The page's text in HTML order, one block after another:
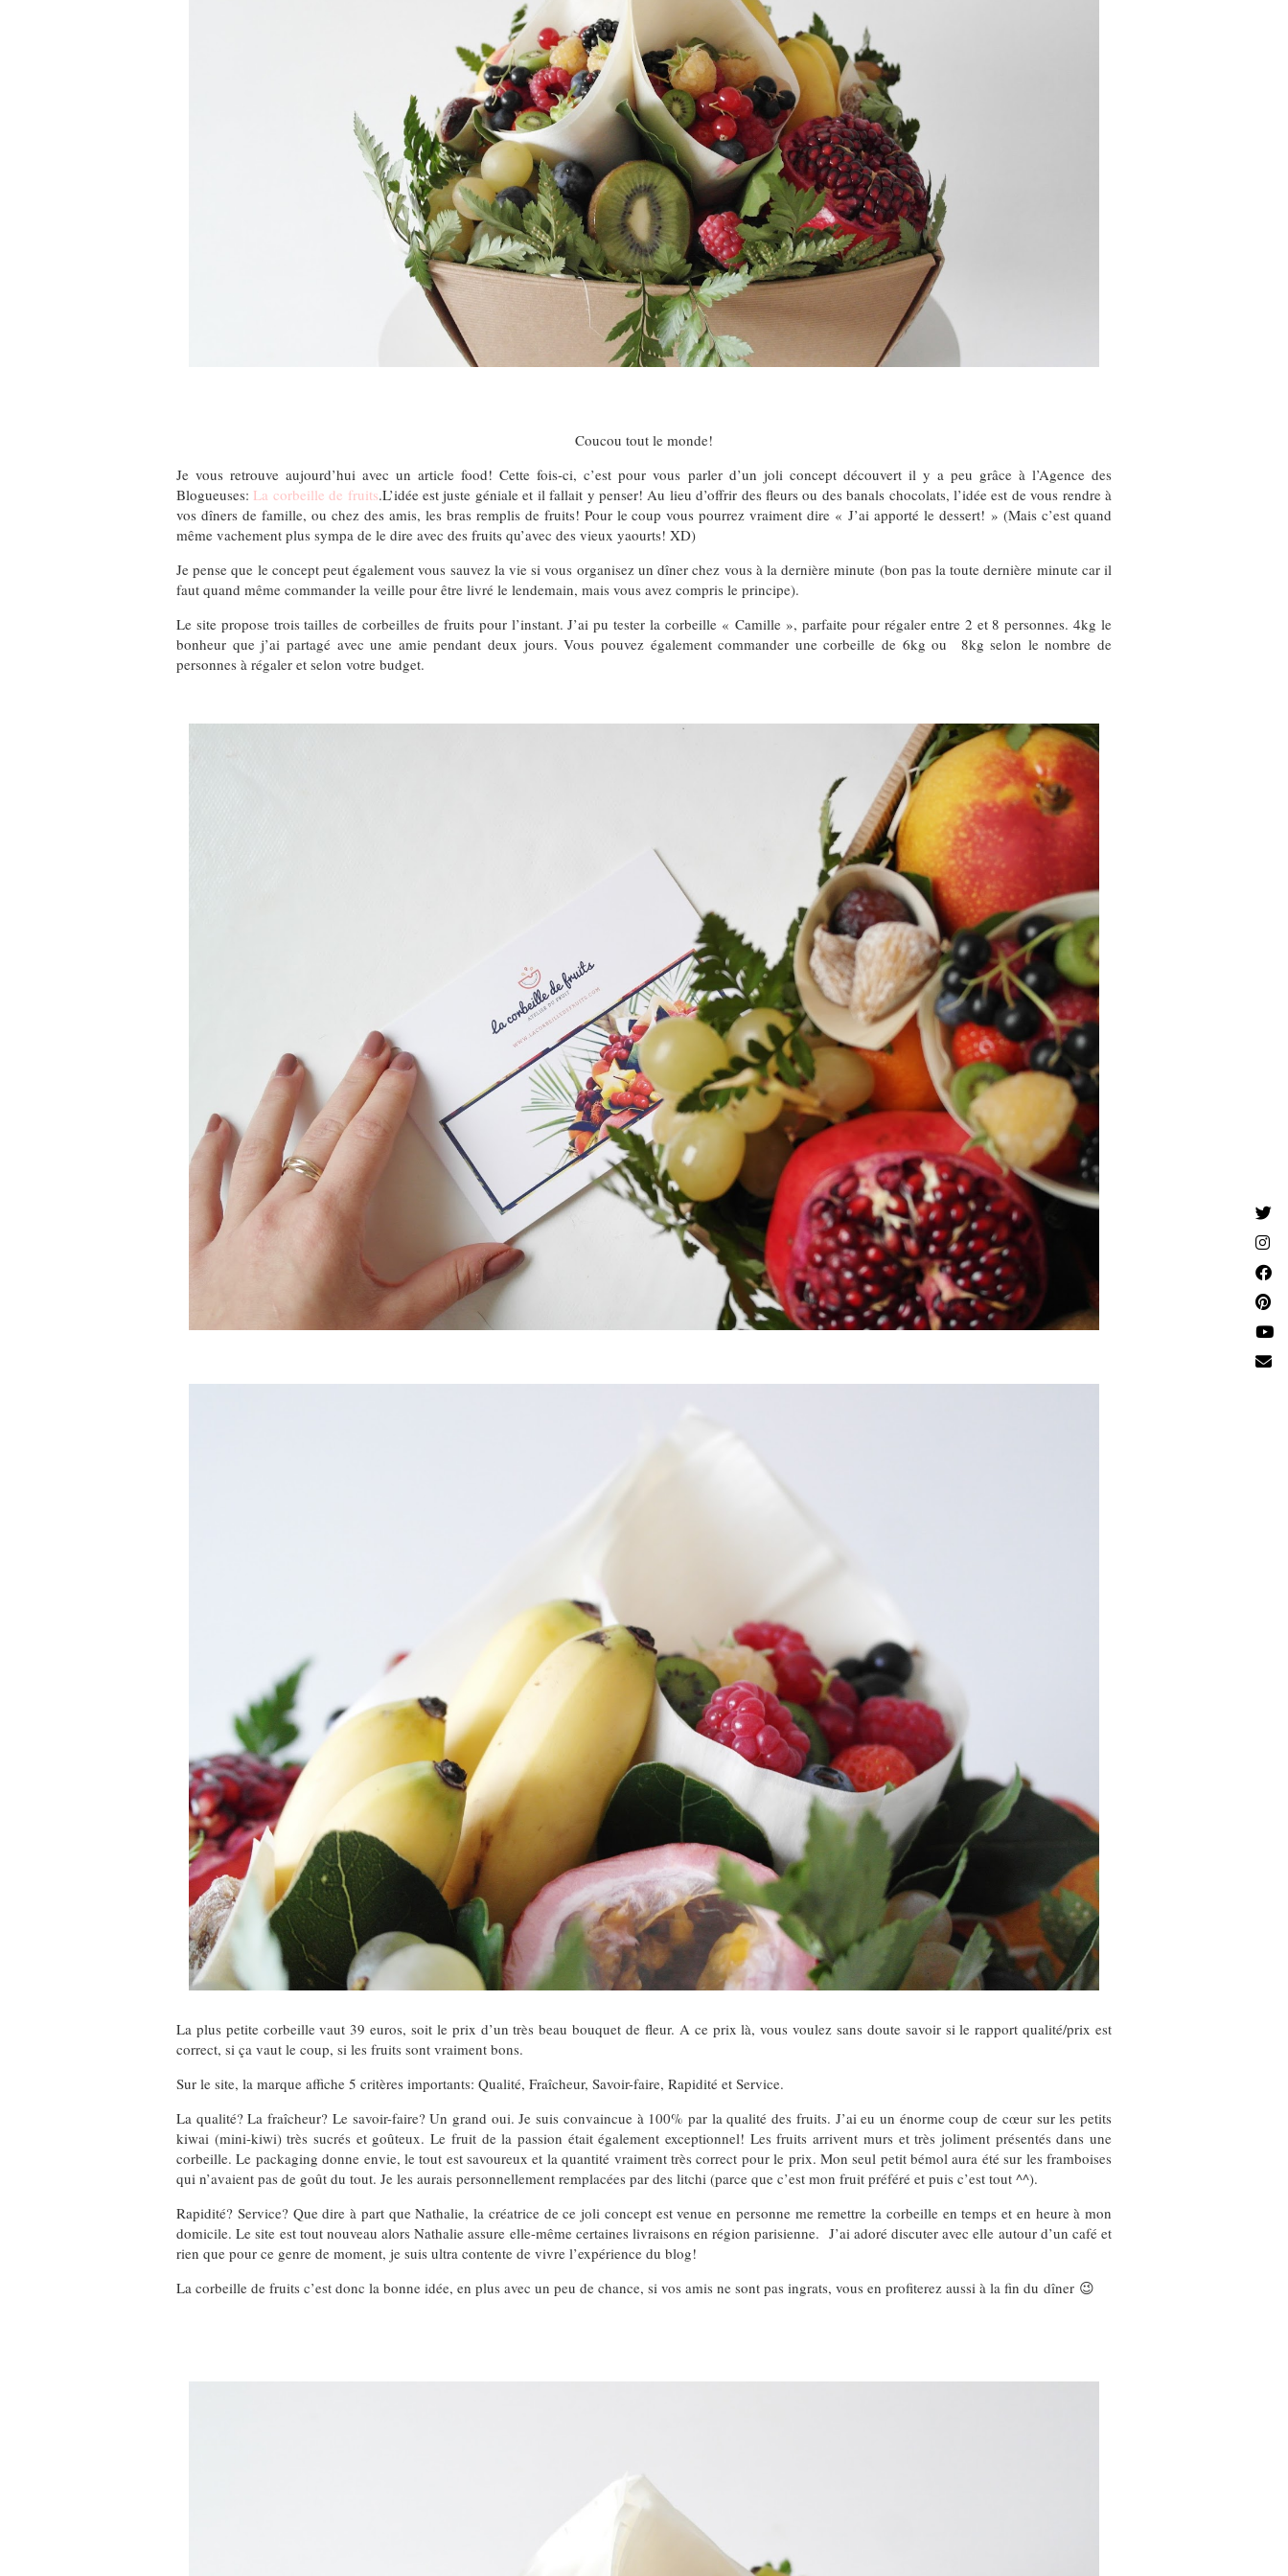
Coucou tout le monde!
Je vous retrouve aujourd’hui avec un article food! Cette fois-ci, c’est pour vous parler d’un joli concept découvert il y a peu grâce à l’Agence des
Blogueuses: La corbeille de fruits.L’idée est juste géniale et il fallait y penser! Au lieu d’offrir des fleurs ou des banals chocolats, l’idée est de vous rendre à
vos dîners de famille, ou chez des amis, les bras remplis de fruits! Pour le coup vous pourrez vraiment dire « J’ai apporté le dessert! » (Mais c’est quand
même vachement plus sympa de le dire avec des fruits qu’avec des vieux yaourts! XD)
Je pense que le concept peut également vous sauvez la vie si vous organisez un dîner chez vous à la dernière minute (bon pas la toute dernière minute car il
faut quand même commander la veille pour être livré le lendemain, mais vous avez compris le principe).
Le site propose trois tailles de corbeilles de fruits pour l’instant. J’ai pu tester la corbeille « Camille », parfaite pour régaler entre 2 et 8 personnes. 4kg le
bonheur que j’ai partagé avec une amie pendant deux jours. Vous pouvez également commander une corbeille de 6kg ou 8kg selon le nombre de
personnes à régaler et selon votre budget.
La plus petite corbeille vaut 39 euros, soit le prix d’un très beau bouquet de fleur. A ce prix là, vous voulez sans doute savoir si le rapport qualité/prix est
correct, si ça vaut le coup, si les fruits sont vraiment bons.
Sur le site, la marque affiche 5 critères importants: Qualité, Fraîcheur, Savoir-faire, Rapidité et Service.
La qualité? La fraîcheur? Le savoir-faire? Un grand oui. Je suis convaincue à 100% par la qualité des fruits. J’ai eu un énorme coup de cœur sur les petits
kiwai (mini-kiwi) très sucrés et goûteux. Le fruit de la passion était également exceptionnel! Les fruits arrivent murs et très joliment présentés dans une
corbeille. Le packaging donne envie, le tout est savoureux et la quantité vraiment très correct pour le prix. Mon seul petit bémol aura été sur les framboises
qui n’avaient pas de goût du tout. Je les aurais personnellement remplacées par des litchi (parce que c’est mon fruit préféré et puis c’est tout ^^).
Rapidité? Service? Que dire à part que Nathalie, la créatrice de ce joli concept est venue en personne me remettre la corbeille en temps et en heure à mon
domicile. Le site est tout nouveau alors Nathalie assure elle-même certaines livraisons en région parisienne. J’ai adoré discuter avec elle autour d’un café et
rien que pour ce genre de moment, je suis ultra contente de vivre l’expérience du blog!
La corbeille de fruits c’est donc la bonne idée, en plus avec un peu de chance, si vos amis ne sont pas ingrats, vous en profiterez aussi à la fin du dîner 😉